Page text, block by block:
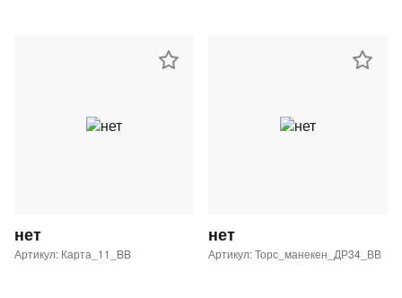
нет
Артикул: Карта_11_BB
нет
Артикул: Торс_манекен_ДР34_ВВ